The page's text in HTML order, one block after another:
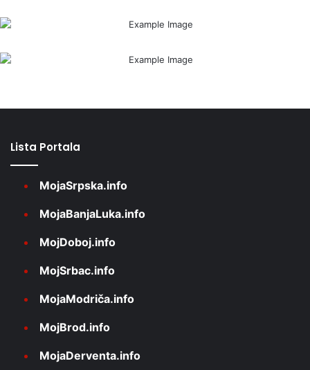
Lista Portala
MojaSrpska.info
MojaBanjaLuka.info
MojDoboj.info
MojSrbac.info
MojaModriča.info
MojBrod.info
MojaDerventa.info